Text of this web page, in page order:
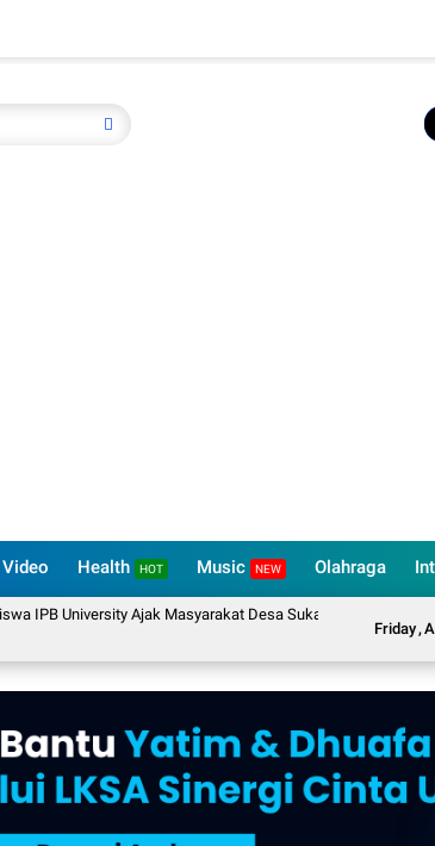
Video Health HOT Music NEW Olahraga
Friday,
University Ajak Masyarakat Desa Sukarame Mengubah